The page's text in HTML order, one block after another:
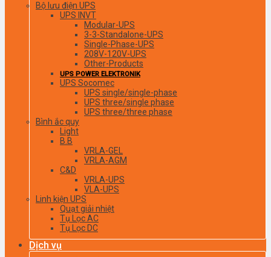
Bộ lưu điện UPS
UPS INVT
Modular-UPS
3-3-Standalone-UPS
Single-Phase-UPS
208V-120V-UPS
Other-Products
UPS POWER ELEKTRONIK
UPS Socomec
UPS single/single-phase
UPS three/single phase
UPS three/three phase
Bình ắc quy
Light
B.B
VRLA-GEL
VRLA-AGM
C&D
VRLA-UPS
VLA-UPS
Linh kiện UPS
Quạt giải nhiệt
Tụ Lọc AC
Tụ Lọc DC
Dịch vụ